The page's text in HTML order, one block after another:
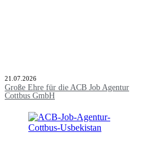
21.07.2026
Große Ehre für die ACB Job Agentur
Cottbus GmbH